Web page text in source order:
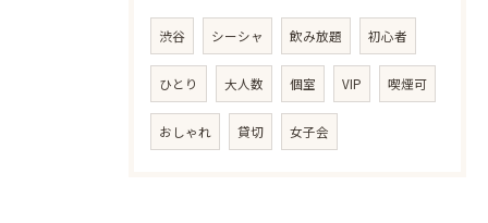
渋谷 シーシャ 飲み放題 初心者
ひとり 大人数 個室 VIP 喫煙可
おしゃれ 貸切 女子会